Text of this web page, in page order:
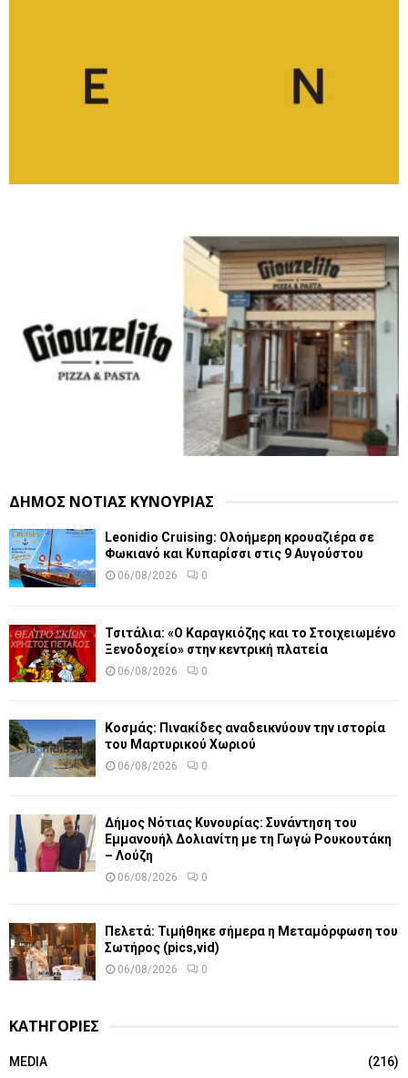
ΔΗΜΟΣ ΝΟΤΙΑΣ ΚΥΝΟΥΡΙΑΣ
Leonidio Cruising: Ολοήμερη κρουαζιέρα σε
Φωκιανό και Κυπαρίσσι στις 9 Αυγούστου
06/08/2026 0
Τσιτάλια: «Ο Καραγκιόζης και το Στοιχειωμένο
Ξενοδοχείο» στην κεντρική πλατεία
06/08/2026 0
Κοσμάς: Πινακίδες αναδεικνύουν την ιστορία
του Μαρτυρικού Χωριού
06/08/2026 0
Δήμος Νότιας Κυνουρίας: Συνάντηση του
Εμμανουήλ Δολιανίτη με τη Γωγώ Ρουκουτάκη
– Λούζη
06/08/2026 0
Πελετά: Τιμήθηκε σήμερα η Μεταμόρφωση του
Σωτήρος (pics,vid)
06/08/2026 0
ΚΑΤΗΓΟΡΙΕΣ
MEDIA (216)